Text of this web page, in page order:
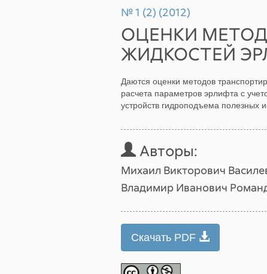
№ 1 (2) (2012)
ОЦЕНКИ
ЖИДКОСТЕЙ
Даются оценки методов
расчета параметров эрлифта с
устройств гидроподъема полезных
Авторы:
Михаил Викторович
Владимир Иванович
Скачать PDF